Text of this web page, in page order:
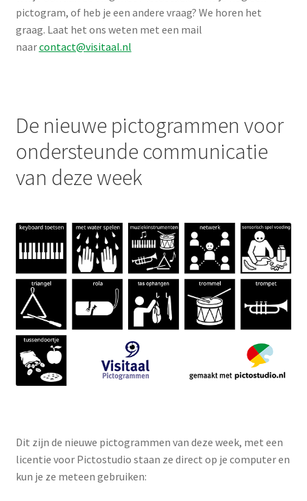
pictogram, of heb je een andere vraag? We horen het
graag. Laat het ons weten met een mail
naarcontact@visitaal.nl
De nieuwe pictogrammen voor
ondersteunde communicatie
van deze week
Dit zijn de nieuwe pictogrammen van deze week, met een
licentie voor Pictostudio staan ze direct op je computer en
kun je ze meteen gebruiken: